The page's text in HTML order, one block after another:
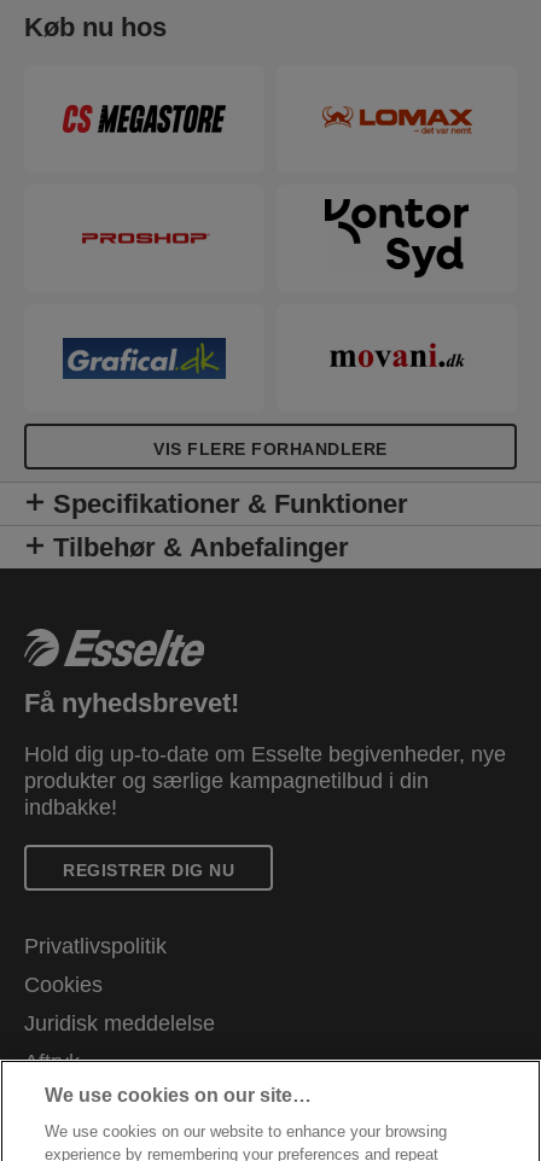
Køb nu hos
VIS FLERE FORHANDLERE
Specifikationer & Funktioner
Tilbehør & Anbefalinger
Få nyhedsbrevet!
Hold dig up-to-date om Esselte begivenheder, nye
produkter og særlige kampagnetilbud i din
indbakke!
REGISTRER DIG NU
Privatlivspolitik
Cookies
Juridisk meddelelse
Aftryk
Administrer mine data
Kundesupport
We use cookies on our site…
We use cookies on our website to enhance your browsing
experience by remembering your preferences and repeat